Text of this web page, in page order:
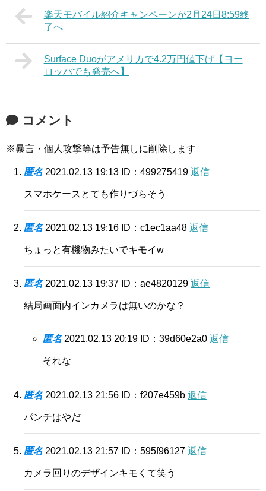
楽天モバイル紹介キャンペーンが2月24日8:59終
了へ
Surface Duoがアメリカで4.2万円値下げ【ヨー
ロッパでも発売へ】
コメント
※暴言・個人攻撃等は予告無しに削除します
匿名 2021.02.13 19:13 ID：499275419 返信
スマホケースとても作りづらそう
匿名 2021.02.13 19:16 ID：c1ec1aa48 返信
ちょっと有機物みたいでキモイw
匿名 2021.02.13 19:37 ID：ae4820129 返信
結局画面内インカメラは無いのかな？
匿名 2021.02.13 20:19 ID：39d60e2a0 返信
それな
匿名 2021.02.13 21:56 ID：f207e459b 返信
パンチはやだ
匿名 2021.02.13 21:57 ID：595f96127 返信
カメラ回りのデザインキモくて笑う